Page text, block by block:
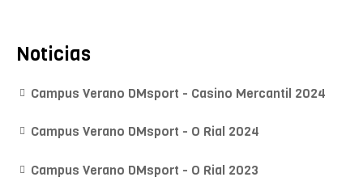
Noticias
Campus Verano DMsport - Casino Mercantil 2024
Campus Verano DMsport - O Rial 2024
Campus Verano DMsport - O Rial 2023